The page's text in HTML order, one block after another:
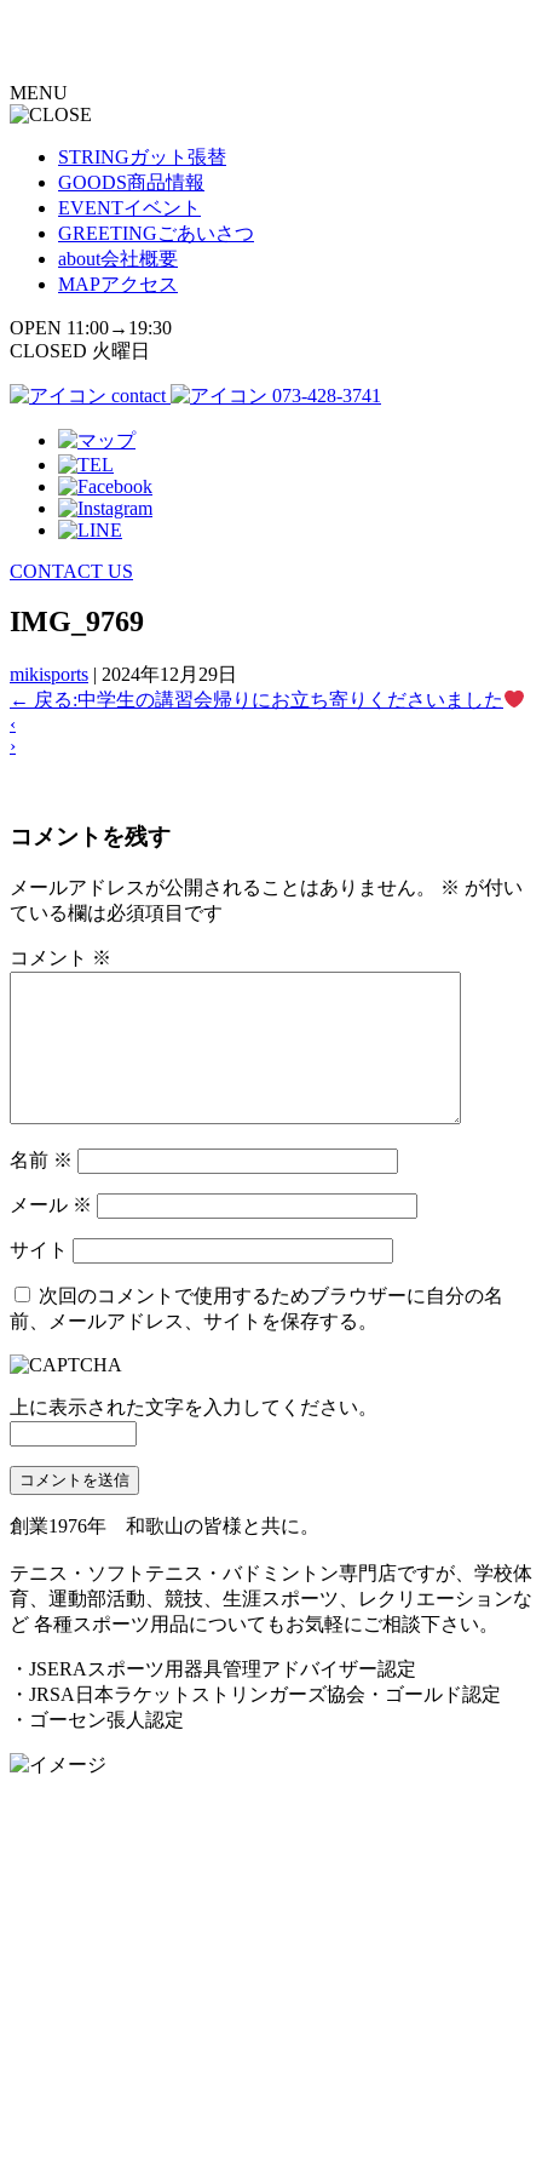
ン
ツ
MENU
STRINGガット張替
GOODS商品情報
EVENTイベント
GREETINGごあいさつ
about会社概要
MAPアクセス
OPEN 11:00→19:30
CLOSED 火曜日
contact 073-428-3741
CONTACT US
IMG_9769
mikisports | 2024年12月29日
← 戻る:中学生の講習会帰りにお立ち寄りくださいました
‹
›
コメントを残す
メールアドレスが公開されることはありません。 ※ が付い
ている欄は必須項目です
コメント ※
名前 ※
メール ※
サイト
次回のコメントで使用するためブラウザーに自分の名
前、メールアドレス、サイトを保存する。
上に表示された文字を入力してください。
創業1976年 和歌山の皆様と共に。
テニス・ソフトテニス・バドミントン専門店ですが、学校体
育、運動部活動、競技、生涯スポーツ、レクリエーションな
ど 各種スポーツ用品についてもお気軽にご相談下さい。
・JSERAスポーツ用器具管理アドバイザー認定
・JRSA日本ラケットストリンガーズ協会・ゴールド認定
・ゴーセン張人認定